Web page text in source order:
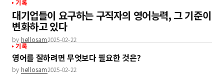
기록
대기업들이 요구하는 구직자의 영어능력, 그 기준이
변화하고 있다
by hellosam2025-02-22
기록
영어를 잘하려면 무엇보다 필요한 것은?
by hellosam2025-02-22